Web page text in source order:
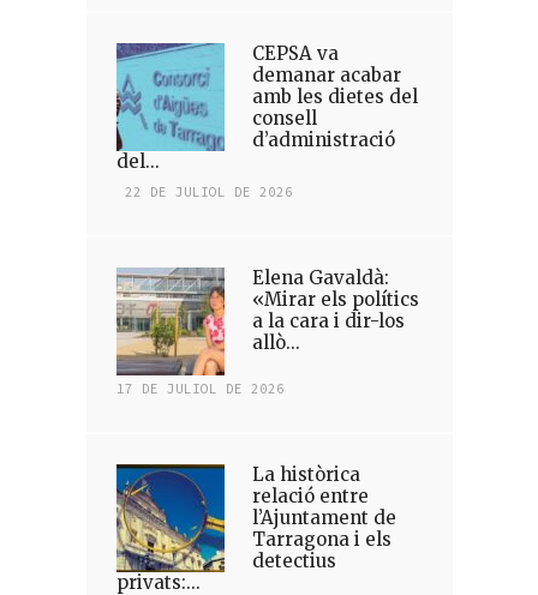
CEPSA va
demanar acabar
amb les dietes del
consell
d’administració
del...
22 DE JULIOL DE 2026
Elena Gavaldà:
«Mirar els polítics
a la cara i dir-los
allò...
17 DE JULIOL DE 2026
La històrica
relació entre
l’Ajuntament de
Tarragona i els
detectius
privats:...